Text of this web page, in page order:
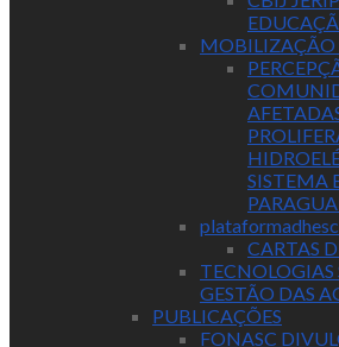
MOBILIZAÇÃO
SISTEMA
CARTAS
TECNOLOGIAS
GESTÃO DAS
PUBLICAÇÕES
FONASC